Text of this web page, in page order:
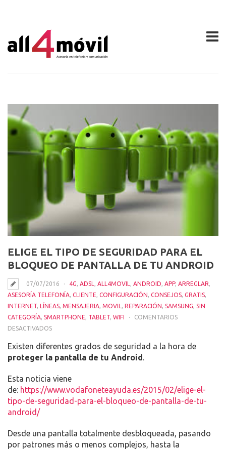
ELIGE EL TIPO DE SEGURIDAD PARA EL
BLOQUEO DE PANTALLA DE TU ANDROID
07/07/2016 4G ADSL ALL4MOVIL ANDROID APP, ARREGLAR
ASESORÍA TELEFONÍA CLIENTE CONFIGURACIÓN CONSEJOS GRATIS
INTERNET LÍNEAS MENSAJERIA MOVIL REPARACIÓN SAMSUNG SIN
CATEGORÍA SMARTPHONE TABLET WIFI
COMENTARIOS
DESACTIVADOSEN
EL
TIPO
SEGURIDAD
PARA
EL
Existen diferentes grados de seguridad a la hora de
proteger la pantalla de tu Android
Esta noticia viene
de: https://www.vodafoneteayuda.es/2015/02/elige-el-
tipo-de-seguridad-para-el-bloqueo-de-pantalla-de-tu-
android/
Desde una pantalla totalmente desbloqueada, pasando
por patrones más o menos complejos, hasta la